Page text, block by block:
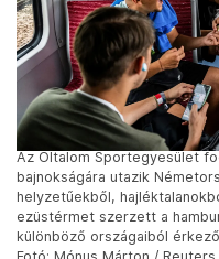
Az Oltalom Sportegyesület
bajnokságára utazik
helyzetűekből,
ezüstérmet szerzett a
különböző országaiból